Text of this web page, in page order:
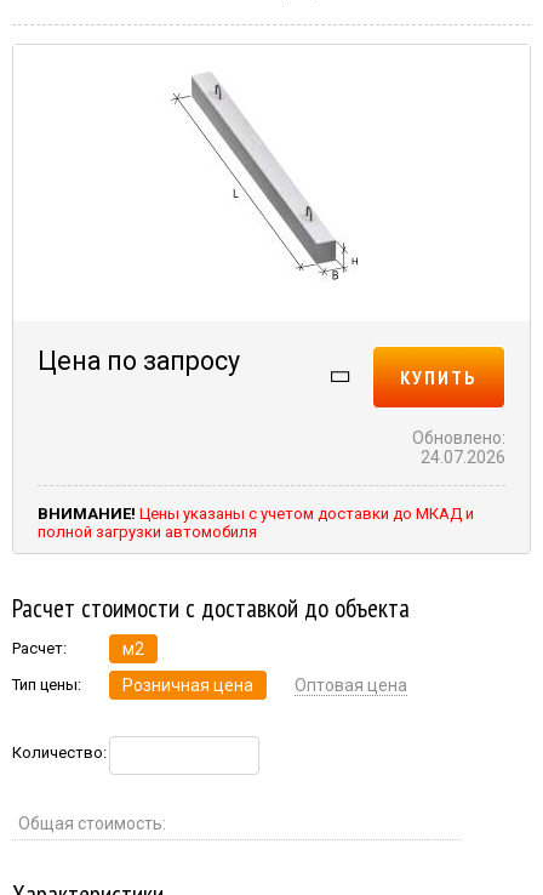
Цена по запросу
КУПИТЬ
Обновлено:
24.07.2026
ВНИМАНИЕ! Цены указаны с учетом доставки до МКАД и
полной загрузки автомобиля
Расчет стоимости с доставкой до объекта
Расчет: м2
Тип цены: Розничная цена Оптовая цена
Количество:
Общая стоимость: